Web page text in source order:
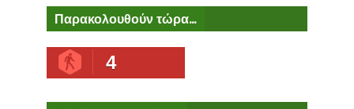
Παρακολουθούν τώρα...
4